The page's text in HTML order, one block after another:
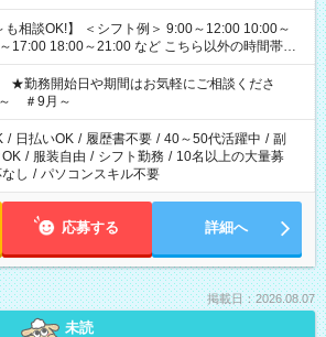
フト例＞ 9:00～12:00 10:00～
～21:00 など こちら以外の時間帯も
ください！
★勤務開始日や期間はお気軽にご相談くださ
＃9月～
/ 日払いOK / 履歴書不要 / 40～50代活躍中 / 副
/ 服装自由 / シフト勤務 / 10名以上の大量募
し / パソコンスキル不要
応募する 詳細へ
掲載日：2026.08.07
未読